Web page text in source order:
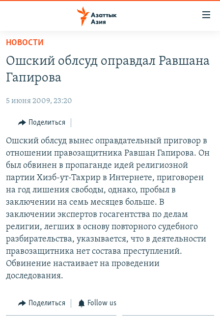
Вернуться
основному
содержанию
Вернутся
навигации
Вернутся
поиску
ЦЕНТРАЛЬНАЯ АЗИЯ
УЗБЕКИСТАН
ТАДЖИКИСТАН
ВОЙНА В УКРАИНЕ
НА ДРУГИХ ЯЗЫКАХ
ҚАЗАҚША
КЫРГЫЗЧА
ТОҶИКӢ
TÜRKMENÇE
Все сайты РСЕ/РС
НОВОСТИ
Ошский облсуд оправдал Равшана
Гапирова
5 июня 2009, 23:20
Поделиться
Ошский облсуд вынес оправдательный приговор в
отношении правозащитника Равшан Гапирова. Он
был обвинен в пропаганде идей религиозной
партии Хизб-ут-Тахрир в Интернете, приговорен
на год лишения свободы, однако, пробыл в
заключении на семь месяцев больше. В
заключении экспертов госагентства по делам
религии, легших в основу повторного судебного
разбирательства, указывается, что в деятельности
правозащитника нет состава преступлений.
Обвинение настаивает на проведении
доследования.
Поделиться Follow us